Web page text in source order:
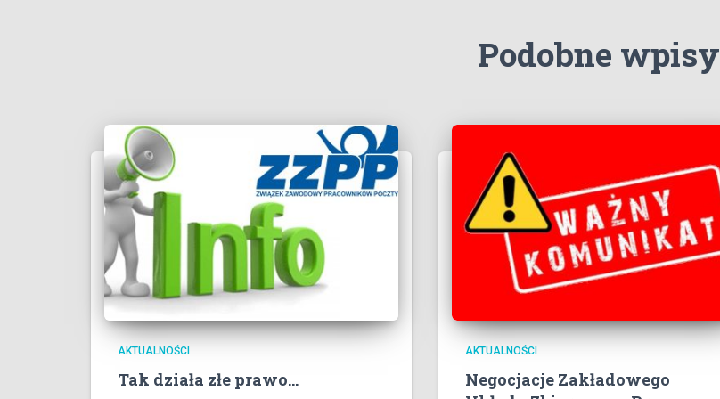
Podobne wpisy
AKTUALNOŚCI
Tak działa złe prawo…
AKTUALNOŚCI
Negocjacje Zakładowego